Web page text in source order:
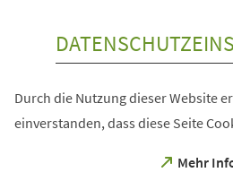
Durch die Nutzung dieser Website
einverstanden, dass diese Seite
Mehr
(Öffnet